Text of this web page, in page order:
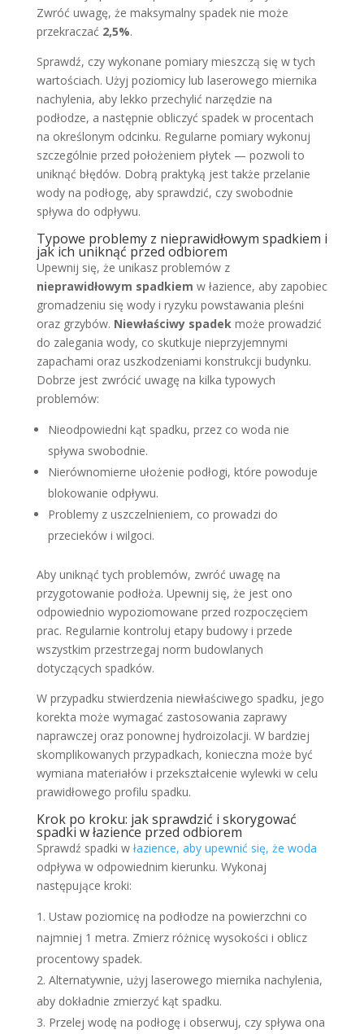
Zwróć uwagę, że maksymalny spadek nie może
przekraczać 2,5%.
Sprawdź, czy wykonane pomiary mieszczą się w tych
wartościach. Użyj poziomicy lub laserowego miernika
nachylenia, aby lekko przechylić narzędzie na
podłodze, a następnie obliczyć spadek w procentach
na określonym odcinku. Regularne pomiary wykonuj
szczególnie przed położeniem płytek — pozwoli to
uniknąć błędów. Dobrą praktyką jest także przelanie
wody na podłogę, aby sprawdzić, czy swobodnie
spływa do odpływu.
Typowe problemy z nieprawidłowym spadkiem i
jak ich uniknąć przed odbiorem
Upewnij się, że unikasz problemów z
nieprawidłowym spadkiem w łazience, aby zapobiec
gromadzeniu się wody i ryzyku powstawania pleśni
oraz grzybów. Niewłaściwy spadek może prowadzić
do zalegania wody, co skutkuje nieprzyjemnymi
zapachami oraz uszkodzeniami konstrukcji budynku.
Dobrze jest zwrócić uwagę na kilka typowych
problemów:
Nieodpowiedni kąt spadku, przez co woda nie
spływa swobodnie.
Nierównomierne ułożenie podłogi, które powoduje
blokowanie odpływu.
Problemy z uszczelnieniem, co prowadzi do
przecieków i wilgoci.
Aby uniknąć tych problemów, zwróć uwagę na
przygotowanie podłoża. Upewnij się, że jest ono
odpowiednio wypoziomowane przed rozpoczęciem
prac. Regularnie kontroluj etapy budowy i przede
wszystkim przestrzegaj norm budowlanych
dotyczących spadków.
W przypadku stwierdzenia niewłaściwego spadku, jego
korekta może wymagać zastosowania zaprawy
naprawczej oraz ponownej hydroizolacji. W bardziej
skomplikowanych przypadkach, konieczna może być
wymiana materiałów i przekształcenie wylewki w celu
prawidłowego profilu spadku.
Krok po kroku: jaksprawdzić i skorygować
spadki w łazience przed odbiorem
Sprawdź spadki w łazience, aby upewnić się, że woda
odpływa w odpowiednim kierunku. Wykonaj
następujące kroki:
Ustaw poziomicę na podłodze na powierzchni co
najmniej 1 metra. Zmierz różnicę wysokości i oblicz
procentowy spadek.
Alternatywnie, użyj laserowego miernika nachylenia,
aby dokładnie zmierzyć kąt spadku.
Przelej wodę na podłogę i obserwuj, czy spływa ona